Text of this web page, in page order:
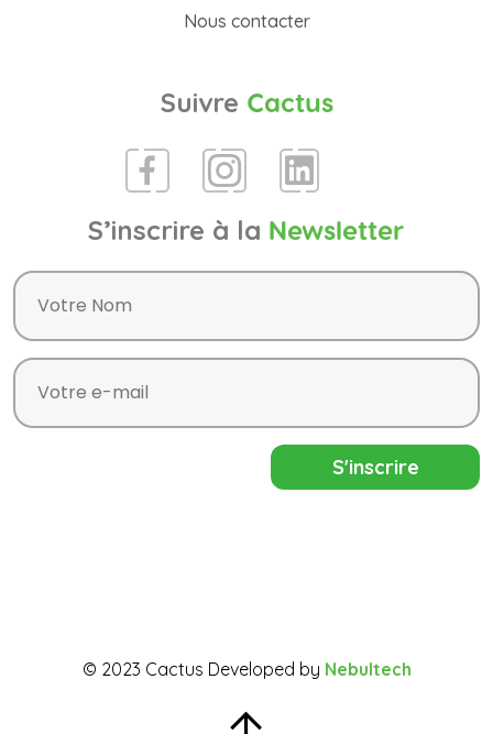
Nous contacter
Suivre Cactus
S’inscrire à la Newsletter
© 2023 Cactus Developed by Nebultech